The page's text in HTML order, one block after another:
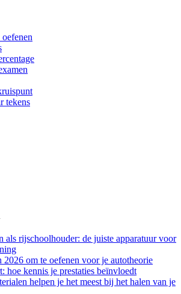
tekens
als rijschoolhouder: de juiste apparatuur voor
2026 om te oefenen voor je autotheorie
hoe kennis je prestaties beïnvloedt
helpen je het meest bij het halen van je